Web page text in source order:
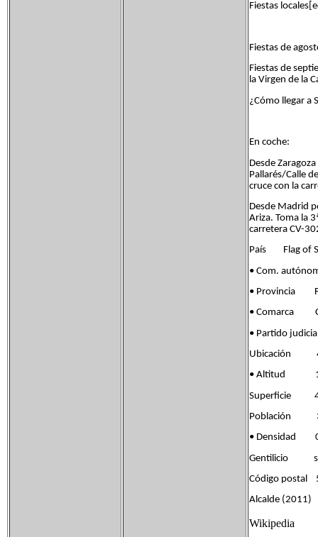
Fiestas
Fiestas de
Fiestas de
la Virgen de la
¿Cómo llegar a
En coche:
Desde
Pallarés/Calle
cruce con la
Desde Madrid
Ariza. Toma la
carretera CV-
País Flag of
• Com.
• Provincia
• Comarca
• Partido
Ubicación
• Altitud
Superficie
Población
• Densidad
Gentilicio
Código postal
Alcalde (2011)
Wikipedia